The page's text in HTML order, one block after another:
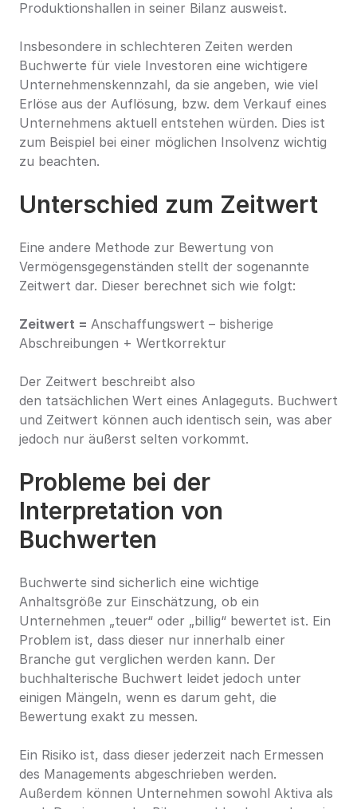
Produktionshallen in seiner Bilanz ausweist.
Insbesondere in schlechteren Zeiten werden
Buchwerte für viele Investoren eine wichtigere
Unternehmenskennzahl, da sie angeben, wie viel
Erlöse aus der Auflösung, bzw. dem Verkauf eines
Unternehmens aktuell entstehen würden. Dies ist
zum Beispiel bei einer möglichen Insolvenz wichtig
zu beachten.
Unterschied zum Zeitwert
Eine andere Methode zur Bewertung von
Vermögensgegenständen stellt der sogenannte
Zeitwert dar. Dieser berechnet sich wie folgt:
Zeitwert = Anschaffungswert – bisherige
Abschreibungen + Wertkorrektur
Der Zeitwert beschreibt also
den tatsächlichen Wert eines Anlageguts. Buchwert
und Zeitwert können auch identisch sein, was aber
jedoch nur äußerst selten vorkommt.
Probleme bei der
Interpretation von
Buchwerten
Buchwerte sind sicherlich eine wichtige
Anhaltsgröße zur Einschätzung, ob ein
Unternehmen „teuer“ oder „billig“ bewertet ist. Ein
Problem ist, dass dieser nur innerhalb einer
Branche gut verglichen werden kann. Der
buchhalterische Buchwert leidet jedoch unter
einigen Mängeln, wenn es darum geht, die
Bewertung exakt zu messen.
Ein Risiko ist, dass dieser jederzeit nach Ermessen
des Managements abgeschrieben werden.
Außerdem können Unternehmen sowohl Aktiva als